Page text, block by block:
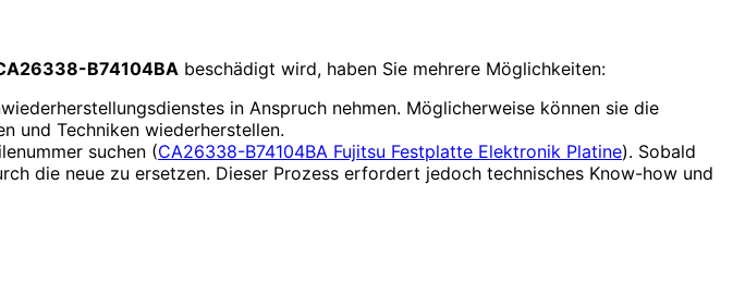
B74104BA beschädigt wird, haben Sie mehrere Möglichkeiten:
in Anspruch nehmen. Möglicherweise können sie die
und Techniken wiederherstellen.
suchen (CA26338-B74104BA Fujitsu Festplatte Elektronik Platine). Sobald
die neue zu ersetzen. Dieser Prozess erfordert jedoch technisches Know-how und